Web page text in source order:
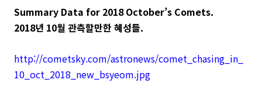
Summary Data for 2018 October’s Comets.
2018년 10월 관측할만한 혜성들.
http://cometsky.com/astronews/comet_chasing_in_
10_oct_2018_new_bsyeom.jpg